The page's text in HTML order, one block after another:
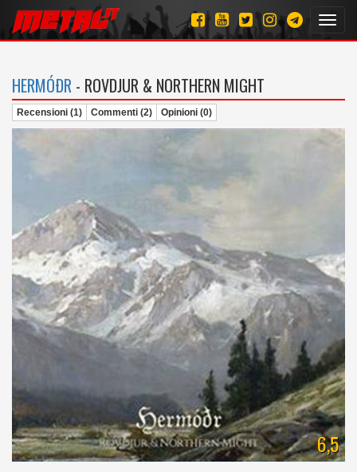
HERMÓÐR - ROVDJUR & NORTHERN MIGHT
Recensioni (1) Commenti (2) Opinioni (0)
6,5